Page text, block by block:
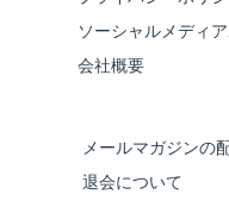
ソーシャルメディ
会社概要
メールマガジンの
退会について